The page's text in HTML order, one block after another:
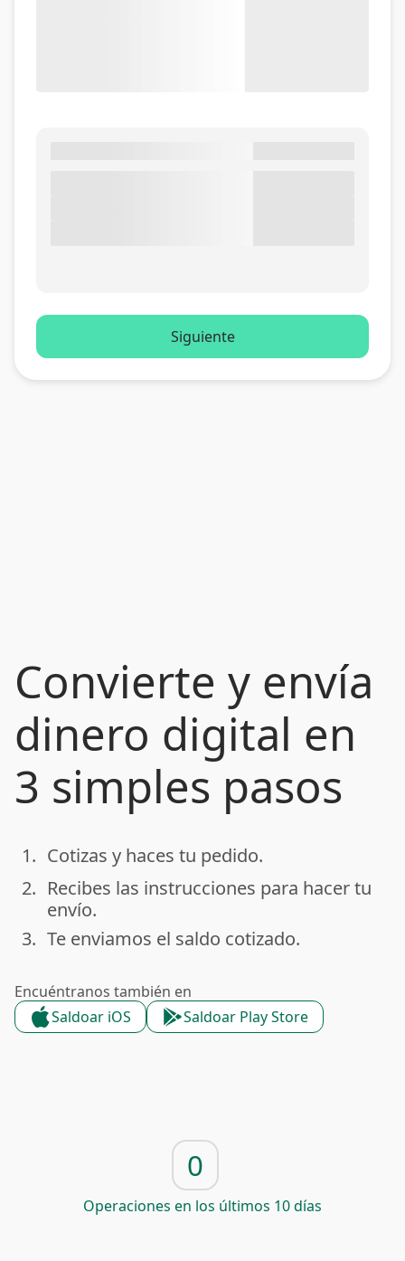
Convierte y envía
dinero digital en
3 simples pasos
done
1. Cotizas y haces tu pedido.
done
2. Recibes las instrucciones para hacer tu
envío.
done
3. Te enviamos el saldo cotizado.
Encuéntranos también en
Saldoar iOS
Saldoar Play Store
Siguiente
0
Operaciones en los últimos 10 días